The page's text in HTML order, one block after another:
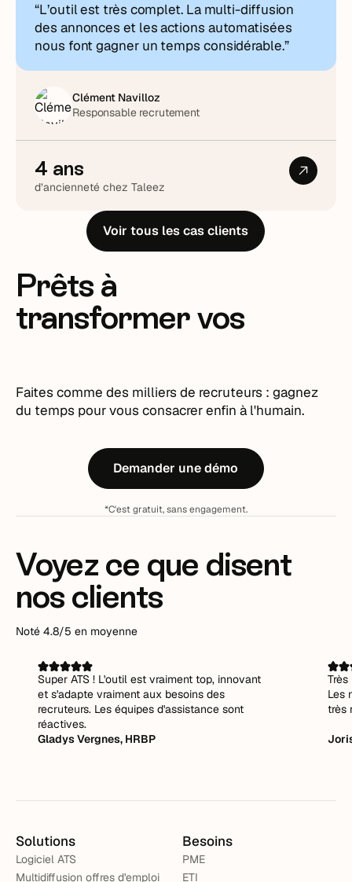
“L’outil est très complet. La multi-diffusion
des annonces et les actions automatisées
nous font gagner un temps considérable.”
Clément Navilloz
Responsable recrutement
4 ans
d’ancienneté chez Taleez
Voir tous les cas clients
Prêts à
transformer vos
Faites comme des milliers de recruteurs : gagnez
du temps pour vous consacrer enfin à l'humain.
Demander une démo
*C'est gratuit, sans engagement.
Voyez ce que disent
nos clients
Noté 4.8/5 en moyenne
Super ATS ! L'outil est vraiment top, innovant
et s'adapte vraiment aux besoins des
recruteurs. Les équipes d'assistance sont
réactives.
Gladys Vergnes, HRBP
Les
très
Solutions
Logiciel ATS
Multidiffusion offres d'emploi
Besoins
PME
ETI